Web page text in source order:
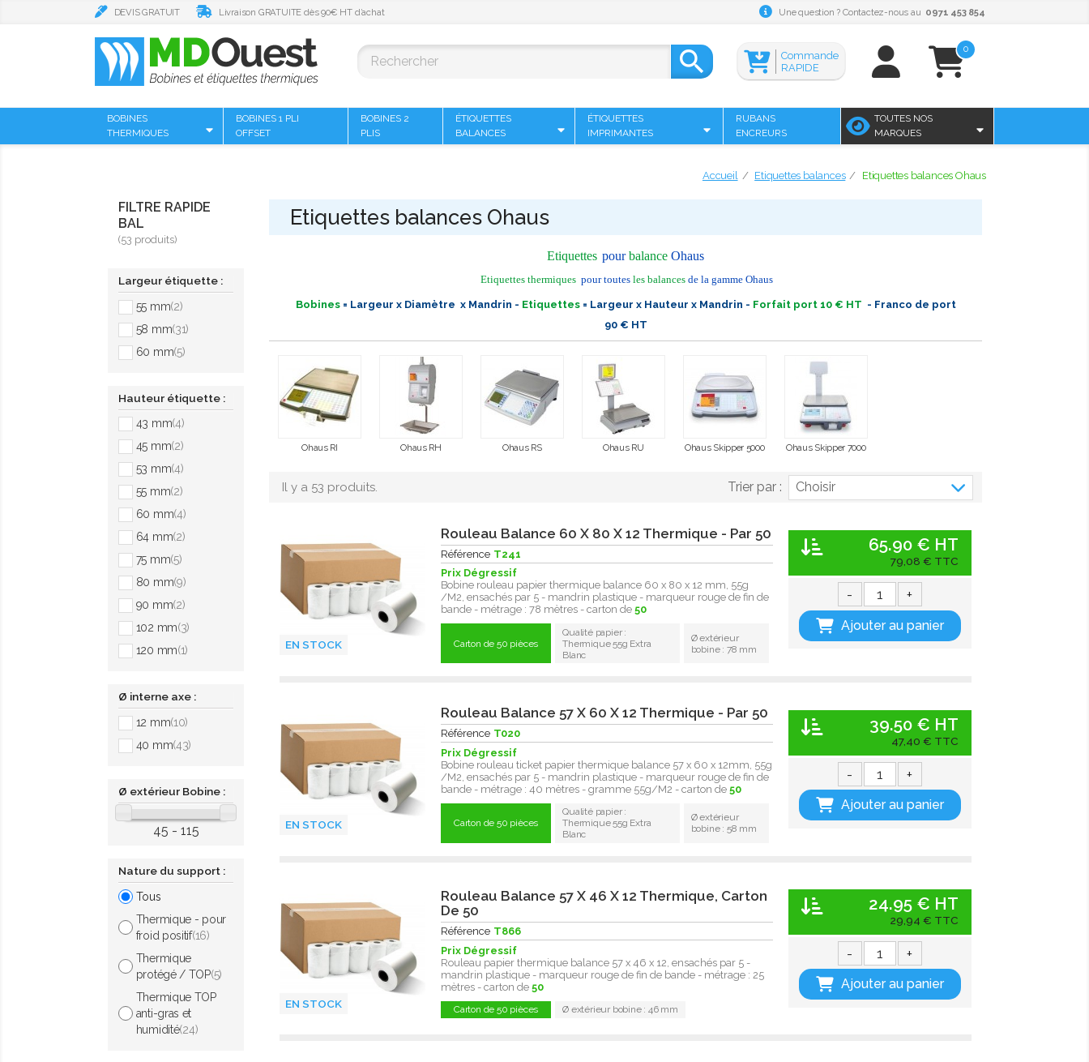
DEVIS GRATUIT Livraison GRATUITE dès 90€ HT d’achat Une question ? Contactez-nous au 0971 453 854
 0
Commande
RAPIDE
BOBINES
THERMIQUES
BOBINES 1 PLI
OFFSET
BOBINES 2
PLIS
ÉTIQUETTES
BALANCES
ÉTIQUETTES
IMPRIMANTES
RUBANS
ENCREURS
TOUTES NOS
MARQUES
Accueil Etiquettes balances Etiquettes balances Ohaus
FILTRE RAPIDE
BAL
(53 produits)
Largeur étiquette :
55 mm(2)
58 mm(31)
60 mm(5)
Hauteur étiquette :
43 mm(4)
45 mm(2)
53 mm(4)
55 mm(2)
60 mm(4)
64 mm(2)
75 mm(5)
80 mm(9)
90 mm(2)
102 mm(3)
120 mm(1)
Ø interne axe :
12 mm(10)
40 mm(43)
Ø extérieur Bobine :
45 - 115
Nature du support :
Tous
Thermique - pour
froid positif(16)
Thermique
protégé / TOP(5)
Thermique TOP
anti-gras et
humidité(24)
Etiquettes balances Ohaus
Etiquettes pourbalance Ohaus
Etiquettes thermiques pour toutes les balances de la gamme Ohaus
Bobines = Largeur x Diamètre x Mandrin - Etiquettes = Largeur x Hauteur x Mandrin - Forfait port 10 € HT - Franco de port
90 € HT
Ohaus RI Ohaus RH Ohaus RS Ohaus RU Ohaus Skipper 5000 Ohaus Skipper 7000
Il y a 53 produits. Trier par : Choisir
EN STOCK
Rouleau Balance 60 X 80 X 12 Thermique - Par 50
Référence T241
Prix Dégressif
Bobine rouleau papier thermique balance 60 x 80 x 12 mm, 55g
/M2, ensachés par 5 - mandrin plastique - marqueur rouge de fin de
bande - métrage : 78 mètres - carton de50
Carton de 50 pièces
Qualité papier :
Thermique 55g Extra
Blanc
Ø extérieur
bobine : 78 mm
65.90 € HT
79,08 € TTC
- +
Ajouter au panier
EN STOCK
Rouleau Balance 57 X 60 X 12 Thermique - Par 50
Référence T020
Prix Dégressif
Bobine rouleau ticket papier thermique balance 57 x 60 x 12mm, 55g
/M2, ensachés par 5 - mandrin plastique - marqueur rouge de fin de
bande - métrage : 40 mètres - gramme 55g/M2 - carton de50
Carton de 50 pièces
Qualité papier :
Thermique 55g Extra
Blanc
Ø extérieur
bobine : 58 mm
39.50 € HT
47,40 € TTC
- +
Ajouter au panier
EN STOCK
Rouleau Balance 57 X 46 X 12 Thermique, Carton
De 50
Référence T866
Prix Dégressif
Rouleau papier thermique balance 57 x 46 x 12, ensachés par 5 -
mandrin plastique - marqueur rouge de fin de bande - métrage : 25
mètres - carton de50
Carton de 50 pièces Ø extérieur bobine : 46 mm
24.95 € HT
29,94 € TTC
- +
Ajouter au panier